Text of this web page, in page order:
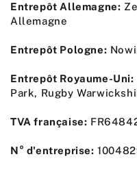
Entrepôt Allemagne:
Allemagne
Entrepôt Pologne:
Entrepôt Royaume-Uni:
Park, Rugby
TVA française:
N° d'entreprise: